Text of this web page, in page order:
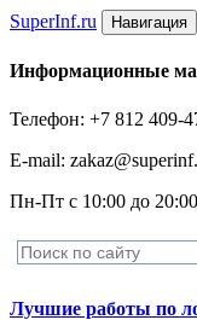
SuperInf.ru Навигация
Информационные
Телефон: +7 812 409-
E-mail:
Пн-Пт с 10:00 до
Лучшие работы по